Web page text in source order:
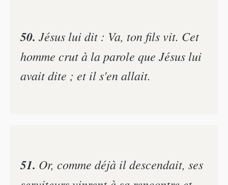
50. Jésus lui dit : Va, ton fils vit. Cet
homme crut à la parole que Jésus lui
avait dite ; et il s'en allait.
51. Or, comme déjà il descendait, ses